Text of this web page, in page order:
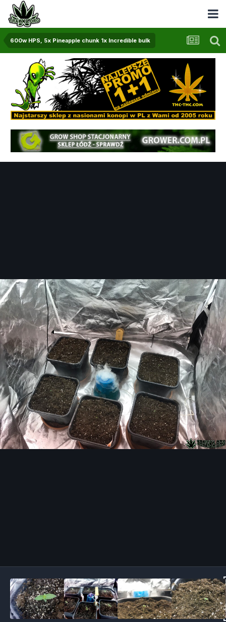
600w HPS, 5x Pineapple chunk 1x Incredible bulk